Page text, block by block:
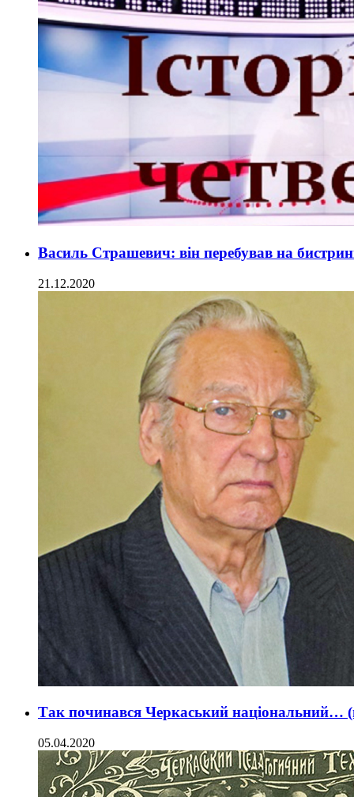
Василь Страшевич: він перебував на
21.12.2020
Так починався Черкаський національний…
05.04.2020